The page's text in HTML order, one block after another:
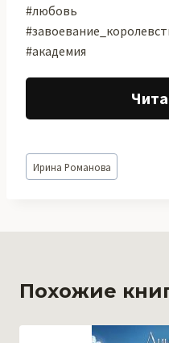
#любовь
#академия
Метки
записи:
Ирина Романова
Похожие